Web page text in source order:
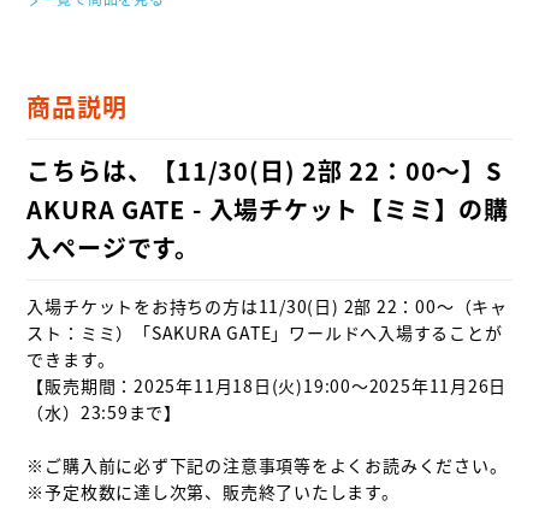
商品説明
こちらは、【11/30(日) 2部 22：00～】S
AKURA GATE - 入場チケット【ミミ】の購
入ページです。
入場チケットをお持ちの方は11/30(日) 2部 22：00～（キャ
スト：ミミ）「SAKURA GATE」ワールドへ入場することが
できます。
【販売期間：2025年11月18日(火)19:00～2025年11月26日
（水）23:59まで】
※ご購入前に必ず下記の注意事項等をよくお読みください。
※予定枚数に達し次第、販売終了いたします。